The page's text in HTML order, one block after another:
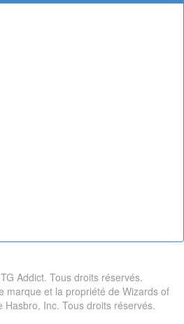
Addict. Tous droits réservés.
marque et la propriété de Wizards of
Hasbro, Inc. Tous droits réservés.